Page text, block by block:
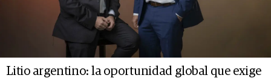
Litio argentino: la oportunidad global que exige